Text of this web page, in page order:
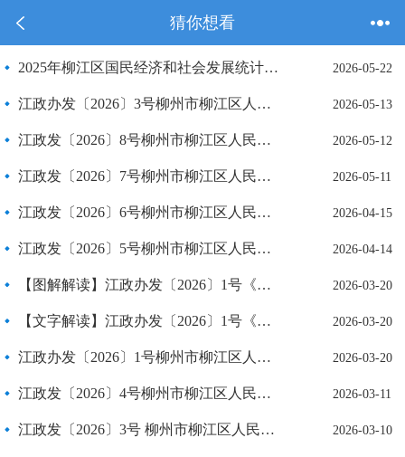
猜你想看
2026-05-22
2025年柳江区国民经济和社会发展统计公报
2026-05-13
江政办发〔2026〕3号柳州市柳江区人民政府办公室关于办理 2026年人大代表议案建议和政协提案的通知
2026-05-12
江政发〔2026〕8号柳州市柳江区人民政府 关于废止江政发〔2011〕2号文件的通知
2026-05-11
江政发〔2026〕7号柳州市柳江区人民政府关于落实 2026年《政府工作报告》重点工作分工的意见
2026-04-15
江政发〔2026〕6号柳州市柳江区人民政府关于成立柳州市德高 食品有限公司“4·13”一般触电 事故联合调查组的通知
2026-04-14
江政发〔2026〕5号柳州市柳江区人民政府关于成立广西美信挂车制造有限公司“4·11”一般高处坠落 事故联合调查组的通知
2026-03-20
【图解解读】江政办发〔2026〕1号《柳州市柳江区2026年耕地地力保护补贴实施方案》的政策解读
2026-03-20
【文字解读】江政办发〔2026〕1号《柳州市柳江区2026年耕地地力保护补贴实施方案》的政策解读
2026-03-20
江政办发〔2026〕1号柳州市柳江区人民政府办公室关于印发 《柳州市柳江区2026年耕地地力保护补贴实施方案》的通知
2026-03-11
江政发〔2026〕4号柳州市柳江区人民政府关于成立柳江区 百朋镇分龙村他山屯“3·2”死亡 事件联合调查组的通知
2026-03-10
江政发〔2026〕3号 柳州市柳江区人民政府关于印发2026年民生实事项目实施方案的通知